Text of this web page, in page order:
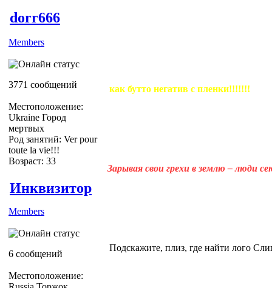
dorr666
Members
3771 сообщений
Местоположение:
Ukraine Город
мертвых
Род занятий: Ver pour
toute la vie!!!
Возраст: 33
как бутто негатив с пленки!!!!!!!
Зарывая свои грехи в землю – люди
Инквизитор
Members
6 сообщений
Местоположение:
Подскажите, плиз, где найти лого